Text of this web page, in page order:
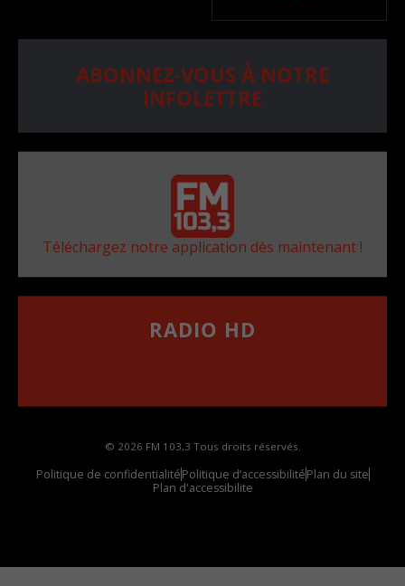
ABONNEZ-VOUS À NOTRE
INFOLETTRE
Téléchargez notre application dès maintenant !
RADIO HD
© 2026 FM 103,3 Tous droits réservés.
Politique de confidentialitéPolitique d’accessibilitéPlan du site
Plan d'accessibilite